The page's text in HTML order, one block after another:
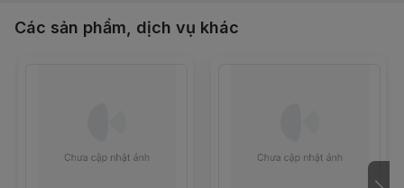
Các sản phẩm, dịch vụ khác